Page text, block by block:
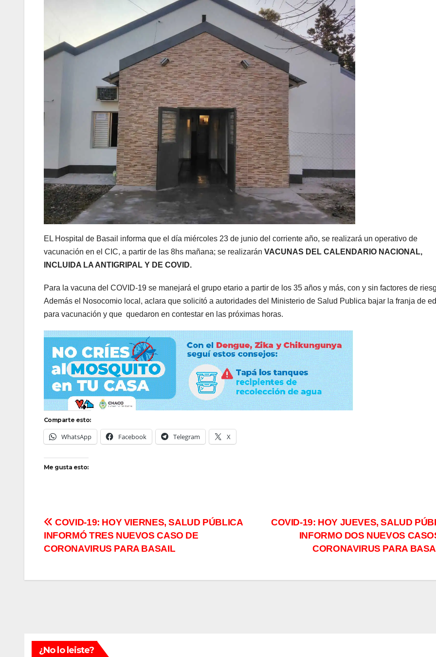
EL Hospital de Basail informa que el día miércoles 23 de junio del corriente año, se realizará un operativo de
vacunación en el CIC, a partir de las 8hs mañana; se realizarán VACUNAS DEL CALENDARIO NACIONAL,
INCLUIDA LA ANTIGRIPAL Y DE COVID.
Para la vacuna del COVID-19 se manejará el grupo etario a partir de los 35 años y más, con y sin factores de
Además el Nosocomio local, aclara que solicitó a autoridades del Ministerio de Salud Publica bajar la franja de
para vacunación y que quedaron en contestar en las próximas horas.
Comparte esto:
WhatsApp Facebook Telegram X
Me gusta esto:
Navegación
de
COVID-19: HOY JUEVES, SALUD
INFORMO DOS NUEVOS
CORONAVIRUS PARA
COVID-19: HOY VIERNES, SALUD PÚBLICA
INFORMÓ TRES NUEVOS CASO DE
CORONAVIRUS PARA BASAIL
¿No lo leiste?